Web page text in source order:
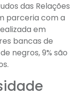
das Relações
parceria com a
em
bancas de
de negros, 9% são
.